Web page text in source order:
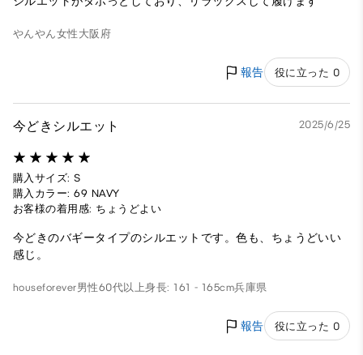
やんやん女性 大阪府
報告 役に立った 0
今どきシルエット 2025/6/25
購入サイズ: S
購入カラー: 69 NAVY
お客様の着用感: ちょうどよい
今どきのバギータイプのシルエットです。色も、ちょうどいい
感じ。
houseforever男性60代以上身長: 161 - 165cm兵庫県
報告 役に立った 0